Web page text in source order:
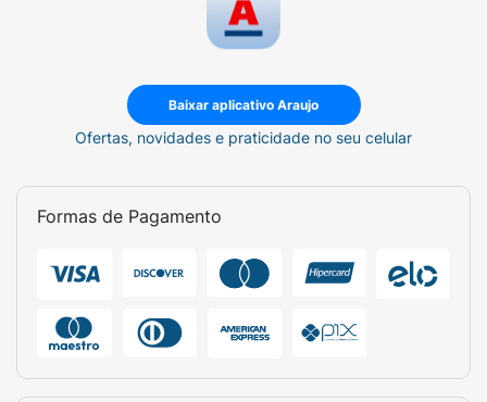
Baixar aplicativo Araujo
Ofertas, novidades e praticidade no seu celular
Formas de Pagamento